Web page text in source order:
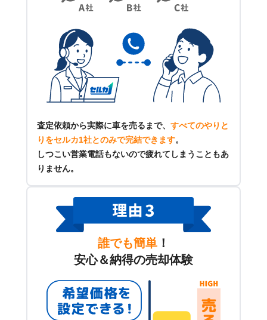
査定依頼から実際に車を売るまで、 すべてのやりと
りをセルカ1社とのみで完結できます。
しつこい営業電話もないので疲れてしまうこともあ
りません。
誰でも簡単 ！
安心＆納得の売却体験